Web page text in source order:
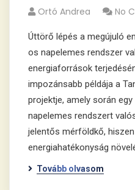
Ortó Andrea No
Úttörő lépés a megújuló
os napelemes rendszer
energiaforrások
impozánsabb példája a
projektje, amely során
napelemes rendszert
jelentős mérföldkő,
energiahatékonyság
Tovább olvasom